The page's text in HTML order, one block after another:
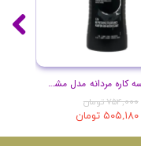
شامپو سه کاره مردانه مدل مشکی حجم 400 میل
۷۵۴,۰۰۰ تومان
۵۰۵,۱۸۰ تومان